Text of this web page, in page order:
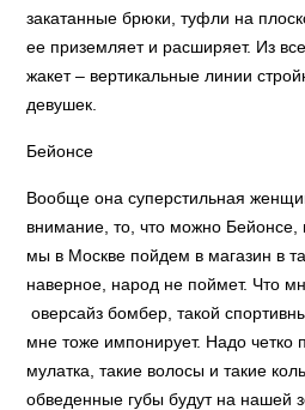
закатанные брюки, туфли на
ее приземляет и расширяет. Из
жакет – вертикальные линии
девушек.
Бейонсе
Вообще она суперстильная
внимание, то, что можно
мы в Москве пойдем в магазин в
наверное, народ не поймет. Что
оверсайз бомбер, такой
мне тоже импонирует. Надо четко
мулатка, такие волосы и такие
обведенные губы будут на нашей